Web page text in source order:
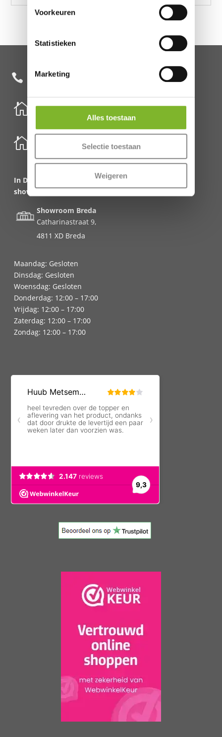
Voorkeuren
Statistieken
Marketing
Alles toestaan
Selectie toestaan
Weigeren
 +31 85 482 0020

Nederland
Schenkkade 50k
2595 AR Den Haag

2000 Antwerpen
In Den Haag en Antwerpen alleen kantoor en geen
showroom!
Showroom Breda
Catharinastraat 9,
4811 XD Breda
Maandag: Gesloten
Dinsdag: Gesloten
Woensdag: Gesloten
Donderdag: 12:00 – 17:00
Vrijdag: 12:00 – 17:00
Zaterdag: 12:00 – 17:00
Zondag: 12:00 – 17:00